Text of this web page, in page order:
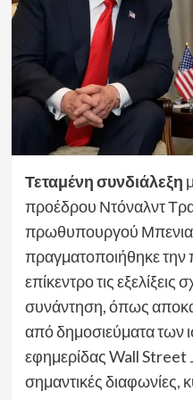
Τεταμένη συνδιάλεξη
προέδρου Ντόναλντ
πρωθυπουργού
πραγματοποιήθηκε την
επίκεντρο τις εξελίξεις
συνάντηση, όπως
από δημοσιεύματα των
εφημερίδας Wall Street
σημαντικές διαφωνίες,